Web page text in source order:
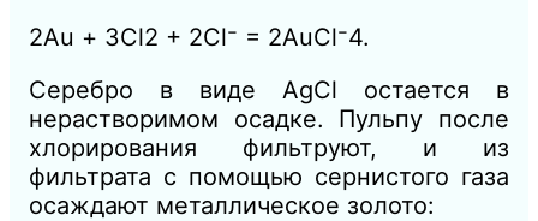
2Аu + ЗСl2 + 2Сl⁻ = 2АuCl⁻4.
Серебро в виде AgCl остается в
нерастворимом осадке. Пульпу после
хлорирования фильтруют, и из
фильтрата с помощью сернистого газа
осаждают металлическое золото: